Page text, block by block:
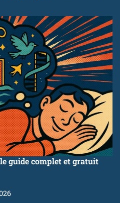
guide complet et gratuit